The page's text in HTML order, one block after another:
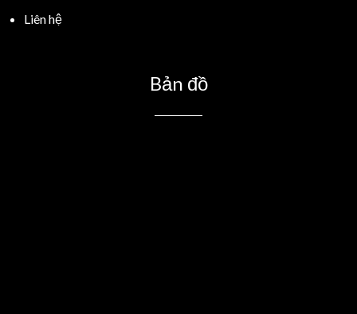
Liên hệ
Bản đồ